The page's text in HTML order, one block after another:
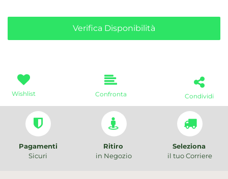
Verifica Disponibilità
Wishlist Confronta Condividi
Pagamenti
Sicuri
Ritiro
in Negozio
Seleziona
il tuo Corriere